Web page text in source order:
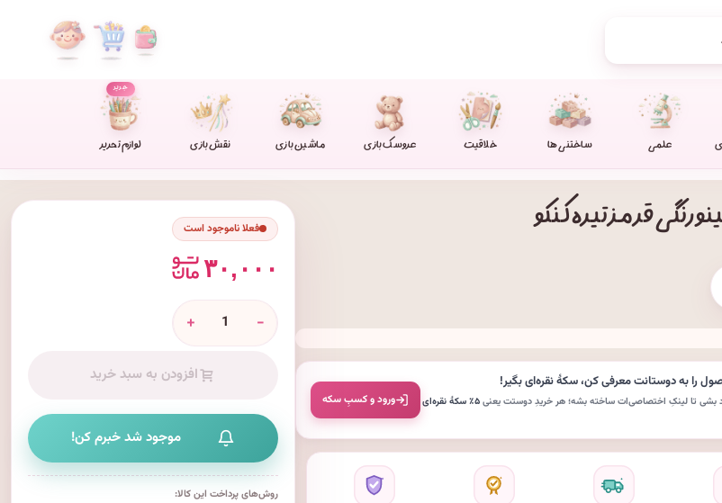
علمی ساختنی ها خلاقیت عروسک بازی ماشین بازی نقش بازی لوازم تحریر
جدید
را به دوستانت معرفی کن،سکهٔ نقره‌ایبگیر!
بشی تا لینکِ اختصاصی‌ات ساخته بشه؛ هر خریدِ دوستت یعنی۵٪ سکهٔ نقره‌ای
ورود و کسبِ سکه
فعلا ناموجود است
۳۰,۰۰۰
-
+
افزودن به سبد خرید
موجود شد خبرم کن!
روش‌های پرداخت این کالا: